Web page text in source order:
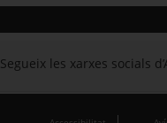
Segueix les xarxes socials